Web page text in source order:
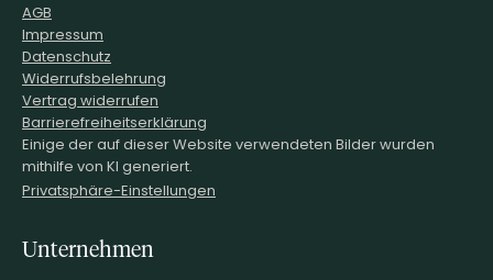
AGB
Impressum
Datenschutz
Widerrufsbelehrung
Vertrag widerrufen
Barrierefreiheitserklärung
Einige der auf dieser Website verwendeten Bilder wurden
mithilfe von KI generiert.
Privatsphäre-Einstellungen
Unternehmen